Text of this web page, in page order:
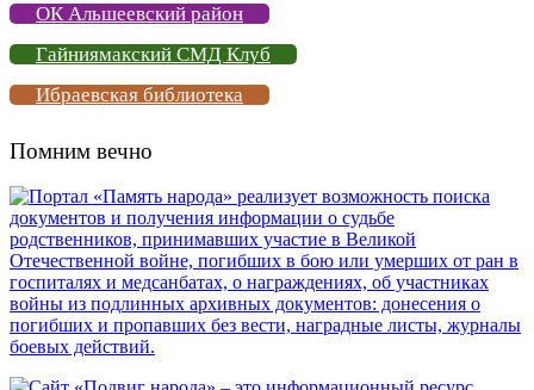
ОК Альшеевский район
Гайниямакский СМД Клуб
Ибраевская библиотека
Помним вечно